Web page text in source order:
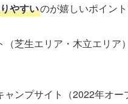
やすいのが嬉しいポイント
芝生エリア・木立エリア）
ャンプサイト（2022年オー